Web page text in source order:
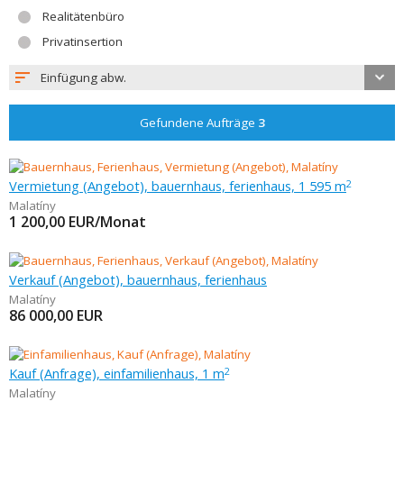
Realitätenbüro
Privatinsertion
Einfügung abw.
Gefundene Aufträge 3
Vermietung (Angebot), bauernhaus, ferienhaus, 1 595 m2
Malatíny
1 200,00 EUR/Monat
Verkauf (Angebot), bauernhaus, ferienhaus
Malatíny
86 000,00 EUR
Kauf (Anfrage), einfamilienhaus, 1 m2
Malatíny